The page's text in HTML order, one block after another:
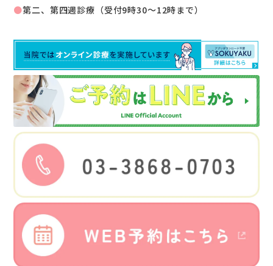
●第二、第四週診療（受付9時30～12時まで）